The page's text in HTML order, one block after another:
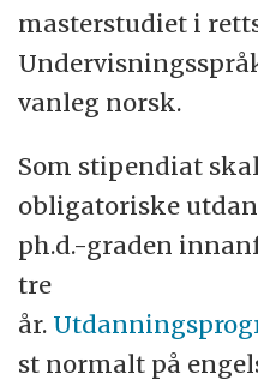
masterstudiet i
vanleg norsk.
Som stipendiat
obligatoriske
ph.d.-graden
tre
år.
st normalt på